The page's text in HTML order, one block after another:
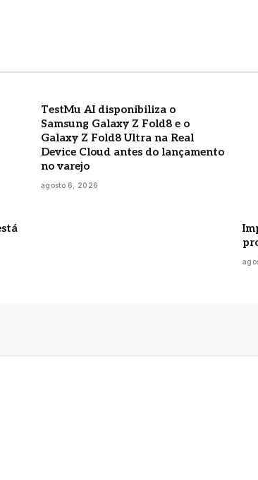
TestMu AI disponibiliza o
Samsung Galaxy Z Fold8 e o
Galaxy Z Fold8 Ultra na Real
Device Cloud antes do lançamento
no varejo
agosto 6, 2026